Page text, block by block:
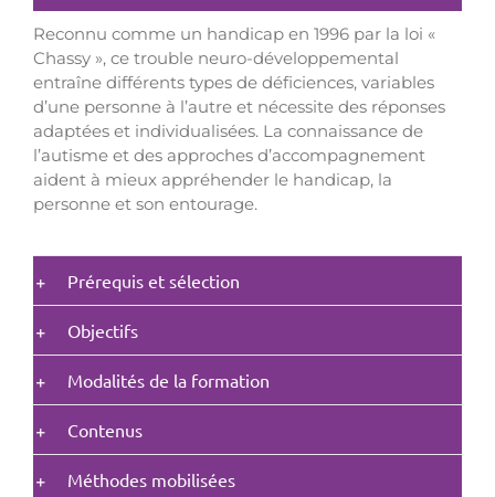
Reconnu comme un handicap en 1996 par la loi «
Chassy », ce trouble neuro-développemental
entraîne différents types de déficiences, variables
d’une personne à l’autre et nécessite des réponses
adaptées et individualisées. La connaissance de
l’autisme et des approches d’accompagnement
aident à mieux appréhender le handicap, la
personne et son entourage.
Prérequis et sélection
Objectifs
Modalités de la formation
Contenus
Méthodes mobilisées